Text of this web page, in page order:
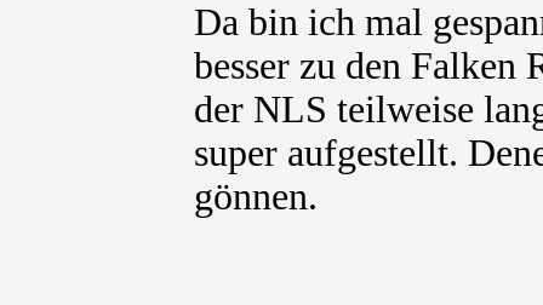
Da bin ich mal
besser zu den Falken
der NLS teilweise
super aufgestellt.
gönnen.